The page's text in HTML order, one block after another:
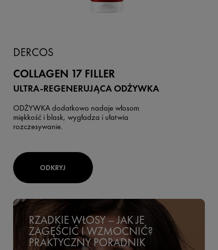
DERCOS
COLLAGEN 17 FILLER
ULTRA-REGENERUJĄCA ODŻYWKA
ODŻYWKA dodatkowo nadaje włosom
miękkość i blask, wygładza i ułatwia
rozczesywanie.
ODKRYJ
RZADKIE WŁOSY – JAK JE
ZAGĘŚCIĆ I WZMOCNIĆ?
PRAKTYCZNY PORADNIK